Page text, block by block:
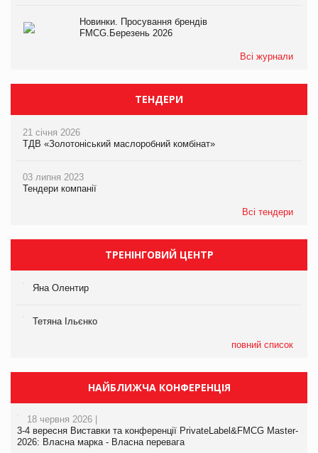
Новинки. Просування брендів
FMCG.Березень 2026
Всі журнали
ТЕНДЕРИ
21 січня 2026
ТДВ «Золотоніський маслоробний комбінат»
03 липня 2023
Тендери компанії
Всі тендери
ТРЕНІНГОВИЙ ЦЕНТР
Яна Олентир
Тетяна Ільєнко
повний список
НАЙБЛИЖЧА КОНФЕРЕНЦІЯ
18 червня 2026 |
3-4 вересня Виставки та конференції PrivateLabel&FMCG Master-
2026: Власна марка - Власна перевага